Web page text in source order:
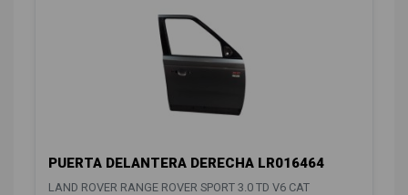
PUERTA DELANTERA DERECHA LR016464
LAND ROVER RANGE ROVER SPORT 3.0 TD V6 CAT